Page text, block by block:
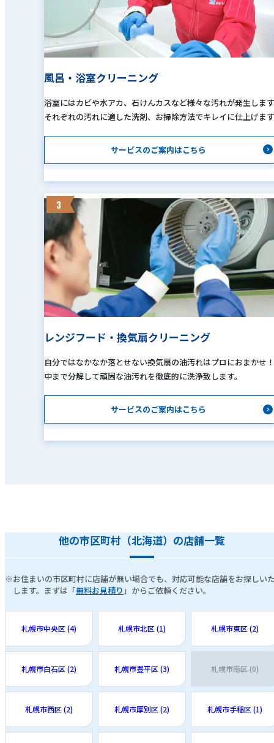
風呂・浴室クリーニング
浴室にはカビや水アカ、石けんカスなど様々な汚れが発生しま
それぞれの汚れに適した洗剤、お掃除方法でキレイに仕上げま
サービスのご案内はこちら
3
レンジフード・換気扇クリーニング
自分ではなかなか落とせない換気扇の油汚れはプロにおまかせ！
中まで分解して頑固な油汚れを徹底的に洗浄致します。
サービスのご案内はこちら
他の市区町村（北海道）の店舗一覧
※お住まいの市区町村に店舗が無い場合でも、対応可能な店舗をお探しい
します。まずは「無料お見積り 」からご依頼ください。
札幌市中央区 (4) 札幌市北区 (1) 札幌市東区 (2)
札幌市白石区 (2) 札幌市豊平区 (3) 札幌市南区 (0)
札幌市西区 (2) 札幌市厚別区 (2) 札幌市手稲区 (1)